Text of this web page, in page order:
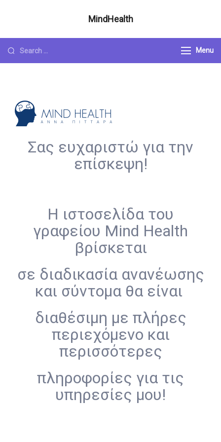
MindHealth
Looking
for
Menu
Σας ευχαριστώ για την
επίσκεψη!
Η ιστοσελίδα του
γραφείου Mind Health
βρίσκεται
σε διαδικασία ανανέωσης
και σύντομα θα είναι
διαθέσιμη με πλήρες
περιεχόμενο και
περισσότερες
πληροφορίες για τις
υπηρεσίες μου!